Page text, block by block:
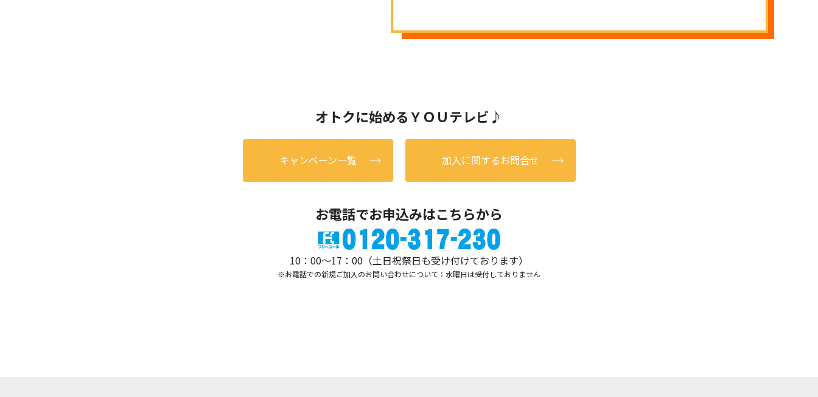
オトクに始めるＹＯＵテレビ♪
キャンペーン一覧 加入に関するお問合せ
お電話でお申込みはこちらから
10：00～17：00（土日祝祭日も受け付けております）
※お電話での新規ご加入のお問い合わせについて：水曜日は受付しておりません